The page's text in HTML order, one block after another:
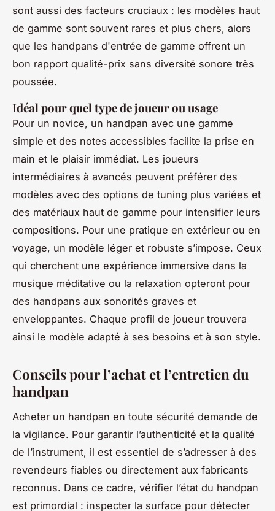
sont aussi des facteurs cruciaux : les modèles haut
de gamme sont souvent rares et plus chers, alors
que les handpans d'entrée de gamme offrent un
bon rapport qualité-prix sans diversité sonore très
poussée.
Idéal pour quel type de joueur ou usage
Pour un novice, un handpan avec une gamme
simple et des notes accessibles facilite la prise en
main et le plaisir immédiat. Les joueurs
intermédiaires à avancés peuvent préférer des
modèles avec des options de tuning plus variées et
des matériaux haut de gamme pour intensifier leurs
compositions. Pour une pratique en extérieur ou en
voyage, un modèle léger et robuste s’impose. Ceux
qui cherchent une expérience immersive dans la
musique méditative ou la relaxation opteront pour
des handpans aux sonorités graves et
enveloppantes. Chaque profil de joueur trouvera
ainsi le modèle adapté à ses besoins et à son style.
Conseils pour l’achat et l’entretien du
handpan
Acheter un handpan en toute sécurité demande de
la vigilance. Pour garantir l’authenticité et la qualité
de l’instrument, il est essentiel de s’adresser à des
revendeurs fiables ou directement aux fabricants
reconnus. Dans ce cadre, vérifier l’état du handpan
est primordial : inspecter la surface pour détecter